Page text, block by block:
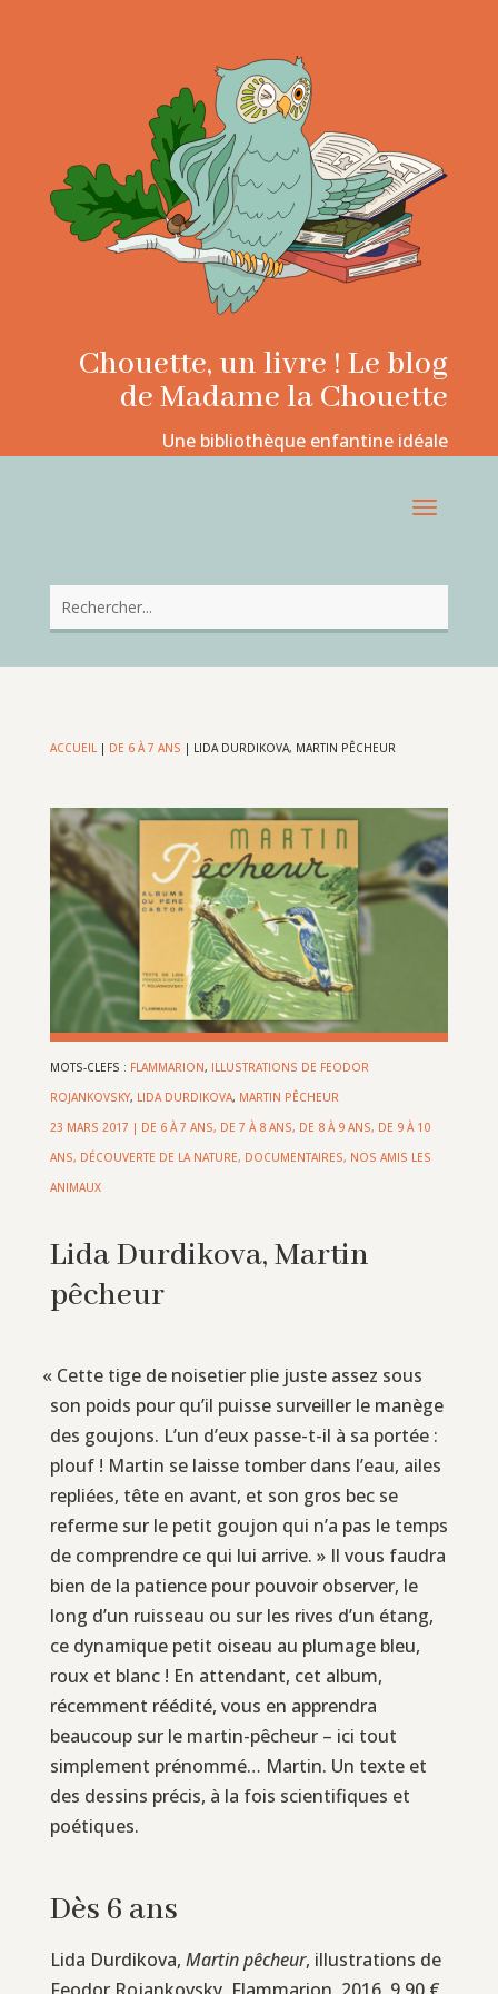
Chouette, un livre ! Le blog
de Madame la Chouette
Une bibliothèque enfantine idéale
ACCUEIL| DE 6 À 7 ANS | LIDA DURDIKOVA, MARTIN PÊCHEUR
MOTS-CLEFS : FLAMMARION, ILLUSTRATIONS DE FEODOR
ROJANKOVSKY, LIDA DURDIKOVA, MARTIN PÊCHEUR
23 MARS 2017 | DE 6 À 7 ANS, DE 7 À 8 ANS, DE 8 À 9 ANS, DE 9 À 10
ANS, DÉCOUVERTE DE LA NATURE, DOCUMENTAIRES, NOS AMIS LES
ANIMAUX
Lida Durdikova, Martin
pêcheur
« Cette tige de noisetier plie juste assez sous
son poids pour qu’il puisse surveiller le manège
des goujons. L’un d’eux passe-t-il à sa portée :
plouf ! Martin se laisse tomber dans l’eau, ailes
repliées, tête en avant, et son gros bec se
referme sur le petit goujon qui n’a pas le temps
de comprendre ce qui lui arrive. » Il vous faudra
bien de la patience pour pouvoir observer, le
long d’un ruisseau ou sur les rives d’un étang,
ce dynamique petit oiseau au plumage bleu,
roux et blanc ! En attendant, cet album,
récemment réédité, vous en apprendra
beaucoup sur le martin-pêcheur – ici tout
simplement prénommé… Martin. Un texte et
des dessins précis, à la fois scientifiques et
poétiques.
Dès 6 ans
Lida Durdikova, Martin pêcheur, illustrations de